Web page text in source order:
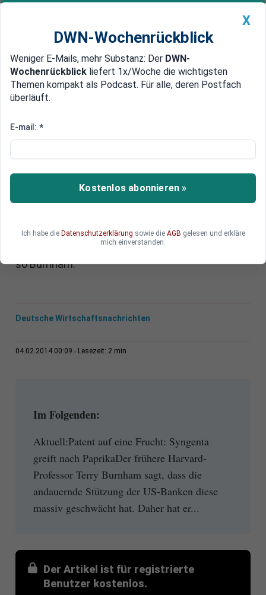
Newsticker MEIN DWN: Geldanlage Premium
Edelmetalle DWN-Magazin China
Geld komplett abheben
Harvard-Ökonom ruft
Amerikaner zum Bank-Run auf
Die Spareinlagen sind bei den Banken nicht mehr
geholt. Wer sein Geld nicht rechtzeitig abhebt,
so Burnham.
Deutsche Wirtschaftsnachrichten
04.02.2014 00:09 Lesezeit: 2 min
Im Folgenden:
Aktuell:Patent auf eine Frucht: Syngenta
greift nach PaprikaDer frühere Harvard-
Professor Terry Burnham sagt, dass die
andauernde Stützung der US-Banken diese
massiv geschwächt hat. Daher hat er...
Der Artikel ist für registrierte
Benutzer kostenlos.
X
DWN-Wochenrückblick
Weniger E-Mails, mehr Substanz: Der DWN-
Wochenrückblick liefert 1x/Woche die wichtigsten
Themen kompakt als Podcast. Für alle, deren Postfach
überläuft.
E-mail: *
Kostenlos abonnieren »
Ich habe die Datenschutzerklärung sowie die AGB gelesen und erkläre
mich einverstanden.